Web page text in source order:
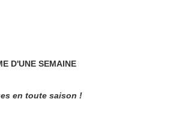
D'UNE SEMAINE
en toute saison !